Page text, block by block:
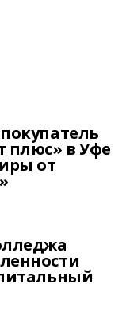
плюс» в Уфе
от